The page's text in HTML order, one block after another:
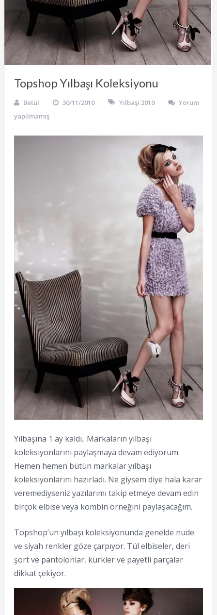
Topshop Yılbaşı Koleksiyonu
Betül 30/11/2010 Yılbaşı 2010
Yorum
yapılmamış
Yılbaşına 1 ay kaldı.. Markaların yılbaşı
koleksiyonlarını paylaşmaya devam ediyorum.
Hemen hemen bütün markalar yılbaşı
koleksiyonlarını hazırladı. Ne giysem diye hala karar
veremediyseniz yazılarımı takip etmeye devam edin
birçok elbise veya kombin örneğini paylaşacağım.
Topshop’un yılbaşı koleksiyonunda genelde nude
ve siyah renkler göze çarpıyor. Tül elbiseler, deri
şort ve pantolonlar, kürkler ve payetli parçalar
dikkat çekiyor.